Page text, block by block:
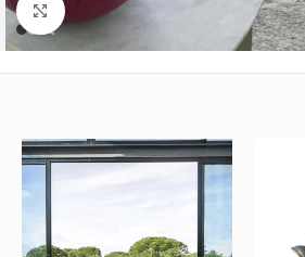
Büyütmek için tıklayın